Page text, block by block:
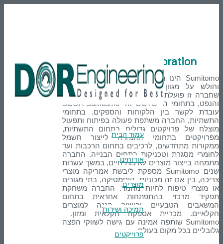
עמוד הבית
אודותינו
מוצרים
תמיכה ושירות
פרוייקטים
Sumitomo
Sumitomo הינו תאגיד יפני ותיק שנוסד ב-1919
מגוון תעשיות, התחומים העיקריים
פועלת בהם הינם: פתרונות בתחומי גז
והנפט, בתחומי ה- OCTG וה- SCOA Sumitomo
בין הלקוחות והספקים. בתחומי
החברה משתפת פעולה בפיתוח ותפעול
פרויקטים גדולים בתחום התשתיות,
בתחומי האנרגיה לייצור חשמל
מתחדשים, לרכיבים בתחום הרכבות ועד
מסגרת וטכניקות בתחום הבנייה. החברה
מוצרים לאיכות חיים, במשך עשרות
שנים Sumitomo מספקת ליבשת אמריקה מוצרי
אם זה מכוניות, קוסמטיקה, בתי מגורים
טיפוח לחיות מחמד. החברה משחקת
מרכזי בהתפתחות אחראית בתחום
הטבעיים ובייצור הגנה למוצרים
מכריית אספקה חקלאית ומזון.
Sumitomo שותפה אמינה עם גישה לשווקי הפצה
בכל מקום בעולם.